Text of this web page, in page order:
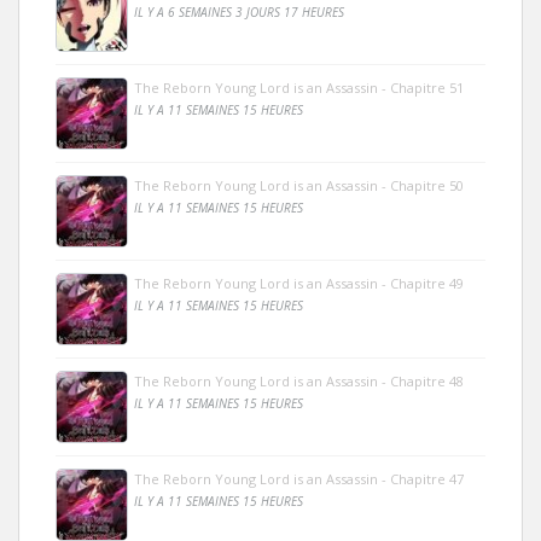
IL Y A 6 SEMAINES 3 JOURS 17 HEURES
The Reborn Young Lord is an Assassin - Chapitre 51
IL Y A 11 SEMAINES 15 HEURES
The Reborn Young Lord is an Assassin - Chapitre 50
IL Y A 11 SEMAINES 15 HEURES
The Reborn Young Lord is an Assassin - Chapitre 49
IL Y A 11 SEMAINES 15 HEURES
The Reborn Young Lord is an Assassin - Chapitre 48
IL Y A 11 SEMAINES 15 HEURES
The Reborn Young Lord is an Assassin - Chapitre 47
IL Y A 11 SEMAINES 15 HEURES